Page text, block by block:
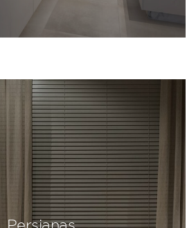
Persianas